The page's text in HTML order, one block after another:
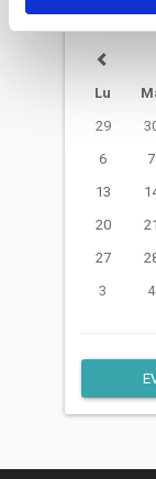
Lu
29
6
7
13
20
21
27
3
4